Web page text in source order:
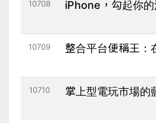
10708 iPhone，勾起你
10709 整合平台便稱王：
10710 掌上型電玩市場的